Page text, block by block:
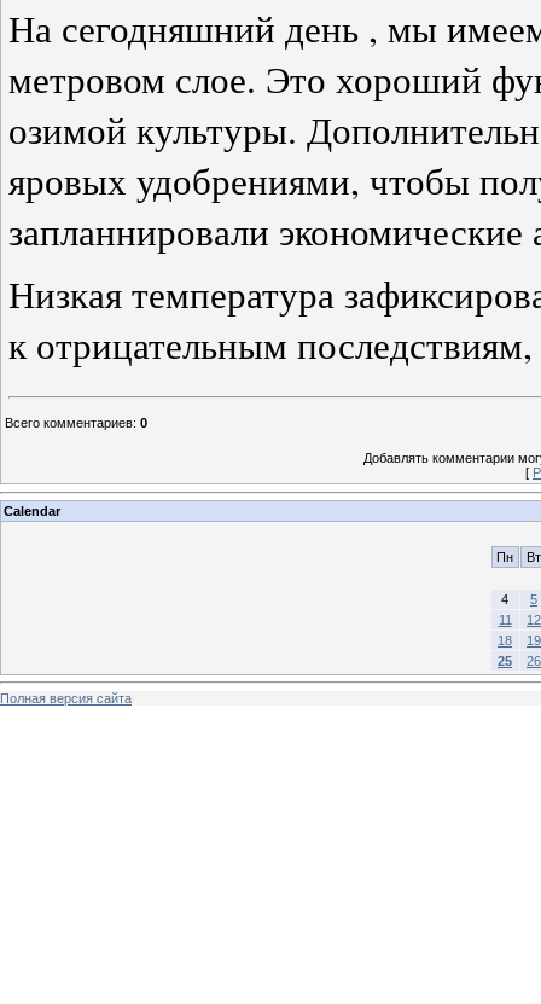
На сегодняшний день , мы
метровом слое. Это хороший
озимой культуры.
яровых удобрениями, чтобы
запланнировали экономические
Низкая температура
к отрицательным последствиям,
Всего комментариев: 0
Добавлять комментарии
[
Calendar
Пн Вт
4
5
11
12
18
19
25
26
Полная версия сайта